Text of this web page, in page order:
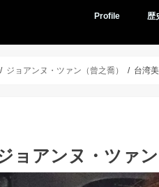
Profile 歴
ジョアンヌ・ツァン（曾之喬） 台湾
ョアンヌ・ツァ